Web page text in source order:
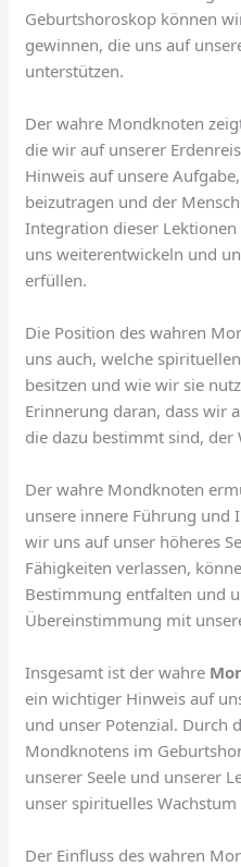
Geburtshoroskop können
gewinnen, die uns auf
unterstützen.
Der wahre Mondknoten
die wir auf unserer
Hinweis auf unsere
beizutragen und der
Integration dieser
uns weiterentwickeln und
erfüllen.
Die Position des wahren
uns auch, welche
besitzen und wie wir sie
Erinnerung daran, dass wir
die dazu bestimmt sind, der
Der wahre Mondknoten
unsere innere Führung und
wir uns auf unser höheres
Fähigkeiten verlassen,
Bestimmung entfalten und
Übereinstimmung mit
Insgesamt ist der wahre
ein wichtiger Hinweis auf
und unser Potenzial. Durch
Mondknotens im
unserer Seele und unserer
unser spirituelles
Der Einfluss des wahren